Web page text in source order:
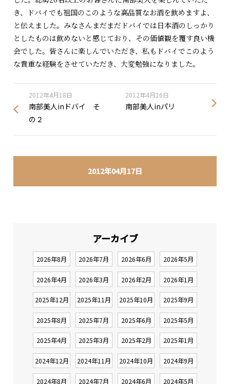
2012年04月17日
き、ドバイでも祖国のこのような高品質なお酒を飲めますよ、
と伝えました。みなさんまだまだドバイでは日本酒のしっかり
としたものは飲めないと感じており、その価値観を覆す良い機
会でした。皆さんに楽しんでいただき、私もドバイでこのよう
な貴重な経験をさせていただき、大変勉強になりました。
2012年4月18日
南部美人inドバイ そ
の２
2012年4月16日
南部美人inパリ
アーカイブ
2026年8月 2026年7月 2026年6月 2026年5月
2026年4月 2026年3月 2026年2月 2026年1月
2025年12月 2025年11月 2025年10月 2025年9月
2025年8月 2025年7月 2025年6月 2025年5月
2025年4月 2025年3月 2025年2月 2025年1月
2024年12月 2024年11月 2024年10月 2024年9月
2024年8月 2024年7月 2024年6月 2024年5月